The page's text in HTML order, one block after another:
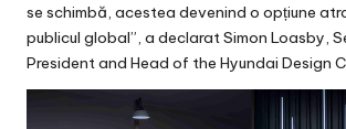
se schimbă, acestea devenind o opțiune
publicul global”, a declarat Simon Loasby,
President and Head of the Hyundai Design